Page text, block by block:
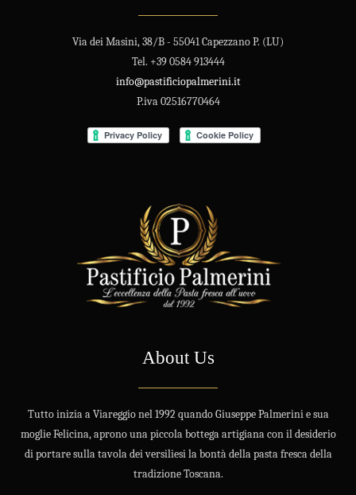
Via dei Masini, 38/B - 55041 Capezzano P. (LU)
Tel. +39 0584 913444
info@pastificiopalmerini.it
P.iva 02516770464
About Us
Tutto inizia a Viareggio nel 1992 quando Giuseppe Palmerini e sua
moglie Felicina, aprono una piccola bottega artigiana con il desiderio
di portare sulla tavola dei versiliesi la bontà della pasta fresca della
tradizione Toscana.